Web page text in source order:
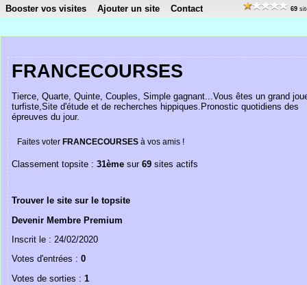
Booster vos visites Ajouter un site Contact 69
FRANCECOURSES
Tierce, Quarte, Quinte, Couples, Simple gagnant...Vous êtes un grand
turfiste,Site d'étude et de recherches hippiques.Pronostic quotidiens des
épreuves du jour.
Faites voter FRANCECOURSES à vos amis !
Classement topsite : 31ème sur 69 sites actifs
Trouver le site sur le topsite
Devenir Membre Premium
Inscrit le : 24/02/2020
Votes d'entrées : 0
Votes de sorties : 1